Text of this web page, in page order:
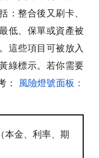
：整合後又刷卡、
低、保單或資產被
這些項目可被放入
綠標示。若你需要
：
風險燈號面板：
本金、利率、期